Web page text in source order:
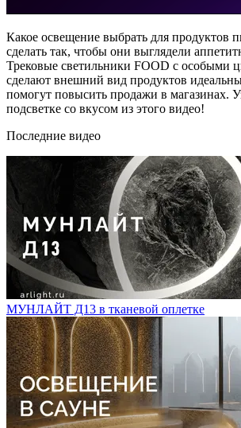
Какое освещение выбрать для продуктов
сделать так, чтобы они выглядели
Трековые светильники FOOD с особыми
сделают внешний вид продуктов
помогут повысить продажи в магазинах.
подсветке со вкусом из этого видео!
Последние видео
МУНЛАЙТ Д13 в тканевой оплетке